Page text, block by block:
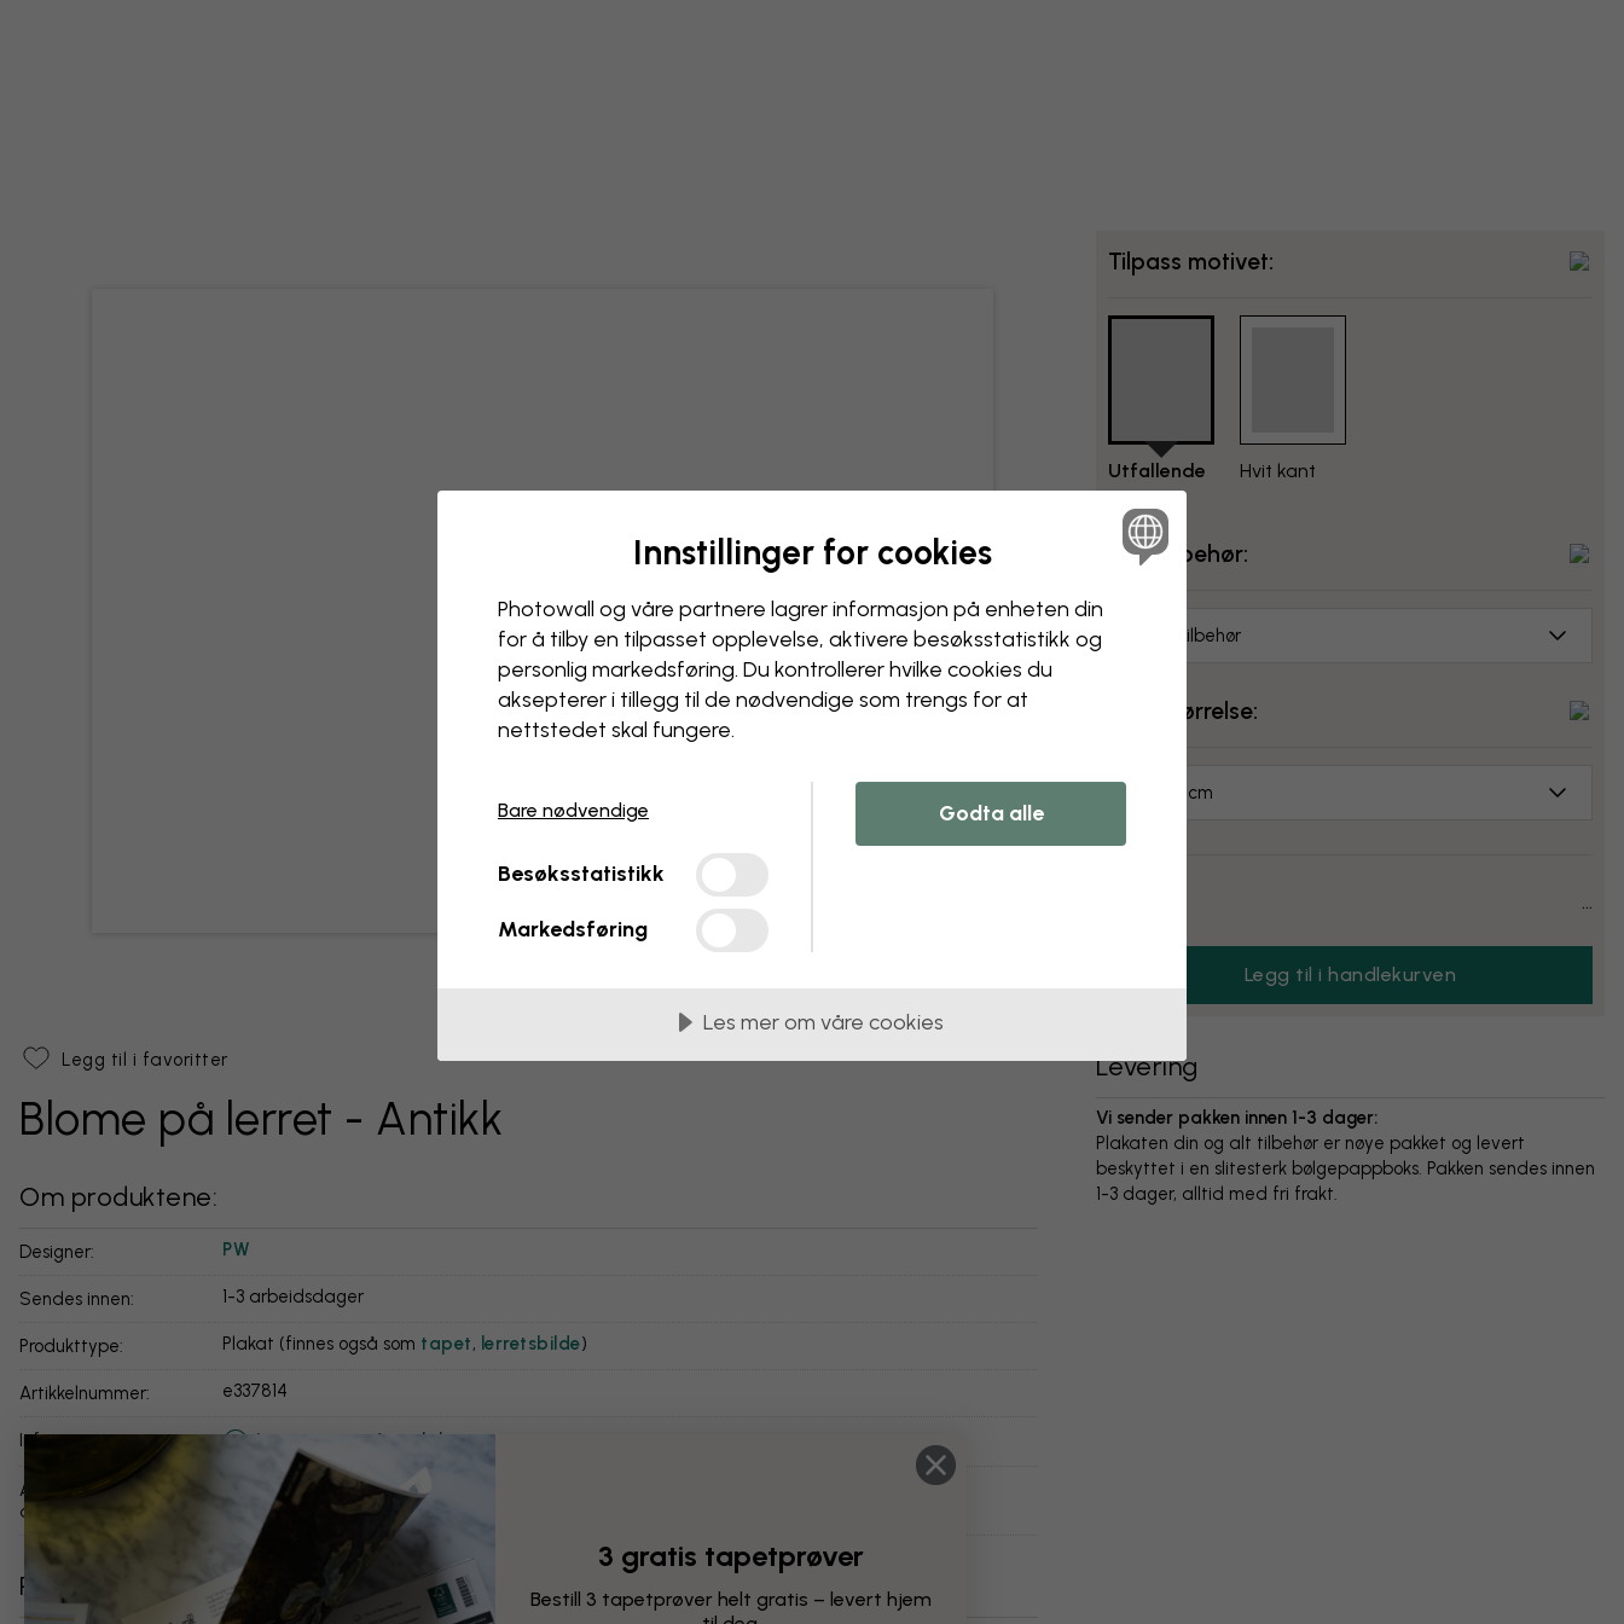
Tilpass motivet:
Utfallende Hvit kant
Velg tilbehør:
Ingen tilbehør
Velg størrelse:
70x50 cm
...
Legg til i handlekurven
Legg til i favoritter
Blome på lerret - Antikk
Om produktene:
Designer: PW
Sendes innen: 1-3 arbeidsdager
Produkttype: Plakat (finnes også som tapet, lerretsbilde)
Artikkelnummer: e337814
info: Les mer om våre plakater
Andre versjoner av
dette motivet:
Relaterte kategorier
Levering
Vi sender pakken innen 1-3 dager:
Plakaten din og alt tilbehør er nøye pakket og levert
beskyttet i en slitesterk bølgepappboks. Pakken sendes innen
1-3 dager, alltid med fri frakt.
3 gratis tapetprøver
Bestill 3 tapetprøver helt gratis – levert hjem
Innstillinger for cookies
Photowall og våre partnere lagrer informasjon på enheten din
for å tilby en tilpasset opplevelse, aktivere besøks­statistikk og
personlig markedsføring. Du kontrollerer hvilke cookies du
aksepterer i tillegg til de nødvendige som trengs for at
nettstedet skal fungere.
Bare nødvendige
Besøksstatistikk
Markedsføring
Godta alle
Les mer om våre cookies